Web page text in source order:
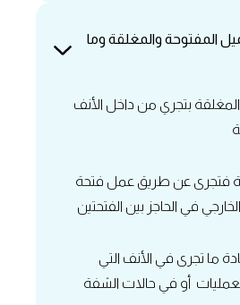
المفتوحة والمغلقة وما
بتجري من داخل الأنف
فتجرى عن طريق عمل فتحة
ما تجرى في الأنف التي
أو في حالات الشفة